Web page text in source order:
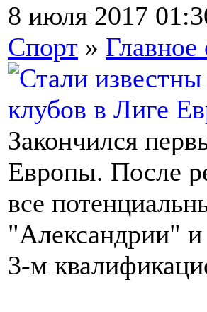
8 июля 2017
Спорт » Главное
Закончился
Европы. После
все
"Александрии"
3-м